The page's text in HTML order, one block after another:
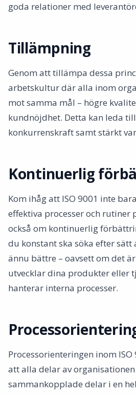
goda relationer med
Tillämpning
Genom att tillämpa dessa
arbetskultur där alla inom
mot samma mål – högre
kundnöjdhet. Detta kan leda
konkurrenskraft samt stärkt
Kontinuerlig
Kom ihåg att ISO 9001 inte
effektiva processer och rutiner
också om kontinuerlig
du konstant ska söka efter
ännu bättre – oavsett om det
utvecklar dina produkter eller
hanterar interna processer.
Processorienteringen inom
att alla delar av organisationen
sammankopplade delar i en